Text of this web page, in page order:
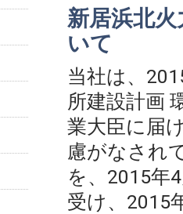
新居浜北
いて
当社は、
所建設計画
業大臣に届
慮がなされ
を、2015年
受け、2015